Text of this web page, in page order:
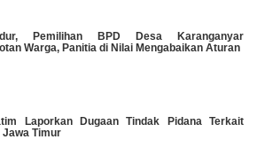
Pemilihan BPD Desa Karanganyar
Warga, Panitia di Nilai Mengabaikan Aturan
Laporkan Dugaan Tindak Pidana Terkait
Jawa Timur